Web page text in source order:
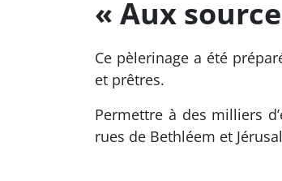
« Aux
Ce pèlerinage a été
et prêtres.
Permettre à des milliers
rues de Bethléem et